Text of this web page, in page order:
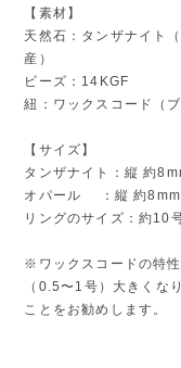
【素材】
天然石：タンザナイト
産）
ビーズ：14KGF
紐：ワックスコード（ブ
【サイズ】
タンザナイト：縦 約
オパール ：縦 約
リングのサイズ：約10
※ワックスコードの特
（0.5〜1号）大きくな
ことをお勧めします。